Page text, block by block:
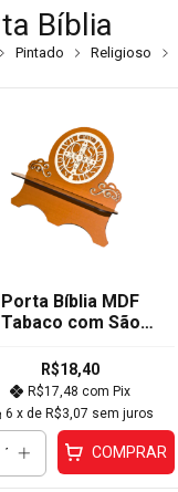
Bíblia
Pintado Religioso
Porta Bíblia MDF
Tabaco com São
R$18,40
R$17,48com Pix
6 x de R$3,07 sem juros
COMPRAR